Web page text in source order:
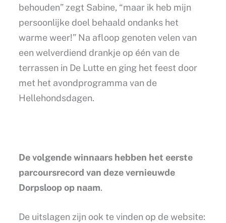
behouden” zegt Sabine, “maar ik heb mijn
persoonlijke doel behaald ondanks het
warme weer!” Na afloop genoten velen van
een welverdiend drankje op één van de
terrassen in De Lutte en ging het feest door
met het avondprogramma van de
Hellehondsdagen.
De volgende winnaars hebben het eerste
parcoursrecord van deze vernieuwde
Dorpsloop op naam.
De uitslagen zijn ook te vinden op de website: